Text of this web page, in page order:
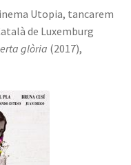
Utopia, tancarem
de Luxemburg
glòria (2017),